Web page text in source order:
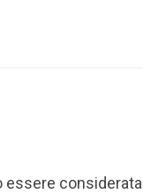
essere considerata